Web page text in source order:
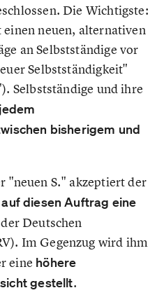
Die Wichtigste:
neuen, alternativen
an Selbstständige vor
Selbstständigkeit"
Selbstständige und ihre
bisherigem und
"neuen S." akzeptiert der
diesen Auftrag eine
Deutschen
Im Gegenzug wird ihm
eine höhere
gestellt.